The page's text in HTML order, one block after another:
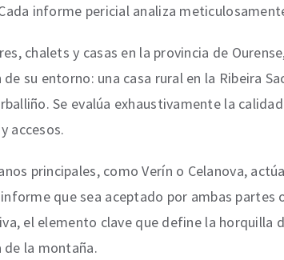
informe pericial analiza
chalets y casas en la provincia de
su entorno: una casa rural en la Ribeira
Se evalúa exhaustivamente la
accesos.
principales, como Verín o Celanova,
que sea aceptado por ambas
el elemento clave que define la
la montaña.